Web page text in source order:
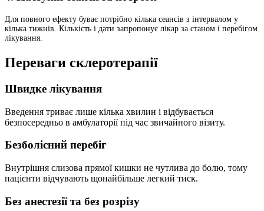
Для повного ефекту буває потрібно кілька сеансів з інтервалом у
кілька тижнів. Кількість і дати запропонує лікар за станом і перебігом
лікування.
Переваги склеротерапії
Швидке лікування
Введення триває лише кілька хвилин і відбувається
безпосередньо в амбулаторії під час звичайного візиту.
Безболісний перебіг
Внутрішня слизова прямої кишки не чутлива до болю, тому
пацієнти відчувають щонайбільше легкий тиск.
Без анестезії та без розрізу